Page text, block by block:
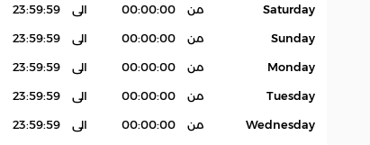
Saturday من 00:00:00 الى 23:59:59
Sunday من 00:00:00 الى 23:59:59
Monday من 00:00:00 الى 23:59:59
Tuesday من 00:00:00 الى 23:59:59
Wednesday من 00:00:00 الى 23:59:59